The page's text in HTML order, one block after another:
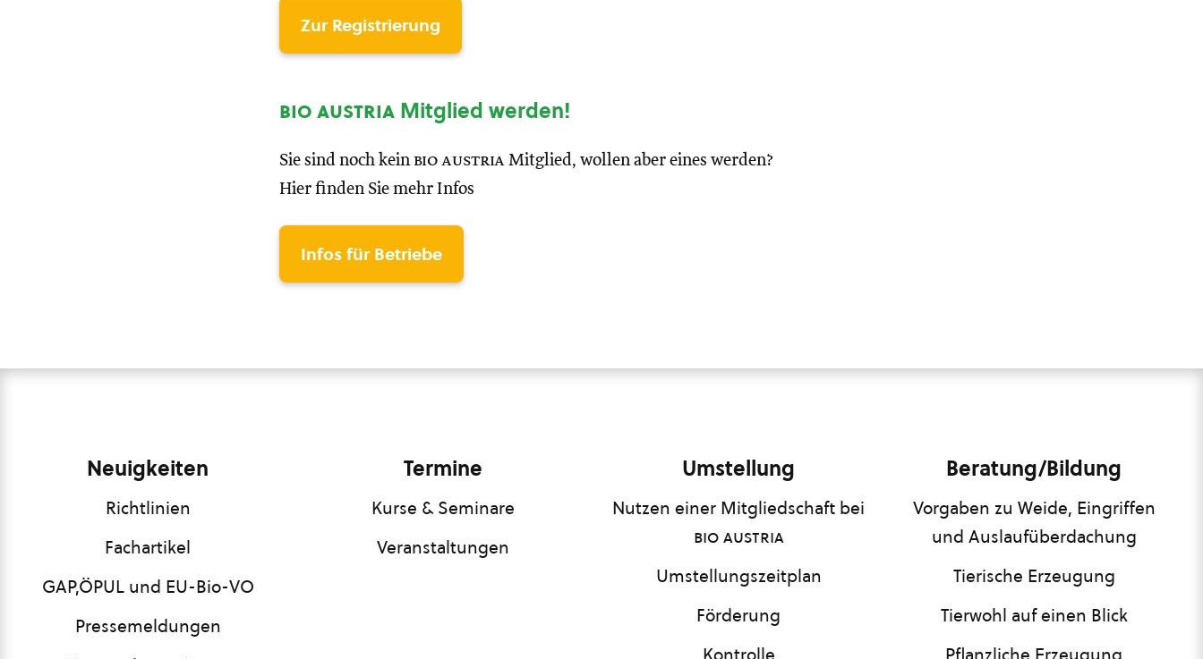
Zur Registrierung
bio austria Mitglied werden!
Sie sind noch kein bio austria Mitglied, wollen aber eines werden?
Hier finden Sie mehr Infos
Infos für Betriebe
Neuigkeiten
Richtlinien
Fachartikel
GAP,ÖPUL und EU-Bio-VO
Pressemeldungen
Termine
Kurse & Seminare
Veranstaltungen
Umstellung
Nutzen einer Mitgliedschaft bei
bio austria
Umstellungszeitplan
Förderung
Beratung/Bildung
Vorgaben zu Weide, Eingriffen
und Auslaufüberdachung
Tierische Erzeugung
Tierwohl auf einen Blick